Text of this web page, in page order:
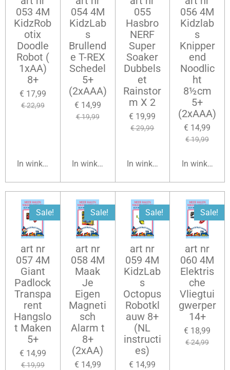
053 4M
KidzRob
otix
Doodle
Robot (
1xAA)
8+
€ 17,99
€ 22,99
In winkelwagen
054 4M
KidzLab
s
Brullend
e T-REX
Schedel
5+
(2xAAA)
€ 14,99
€ 19,99
In winkelwagen
055
Hasbro
NERF
Super
Soaker
Dubbels
et
Rainstor
m X 2
€ 19,99
€ 29,99
In winkelwagen
056 4M
Kidzlab
s
Knipper
end
Noodlic
ht
8½cm
5+
(2xAAA)
€ 14,99
€ 19,99
In
Sale!
art nr
057 4M
Giant
Padlock
Transpa
rent
Hangslo
t Maken
5+
€ 14,99
€ 19,99
Sale!
art nr
058 4M
Maak
Je
Eigen
Magneti
sch
Alarm t
8+
(2xAA)
€ 14,99
Sale!
art nr
059 4M
KidzLab
s
Octopus
Robotkl
auw 8+
(NL
instructi
es)
€ 14,99
Sale!
art nr
060 4M
Elektris
che
Vliegtui
gwerper
14+
€ 18,99
€ 24,99